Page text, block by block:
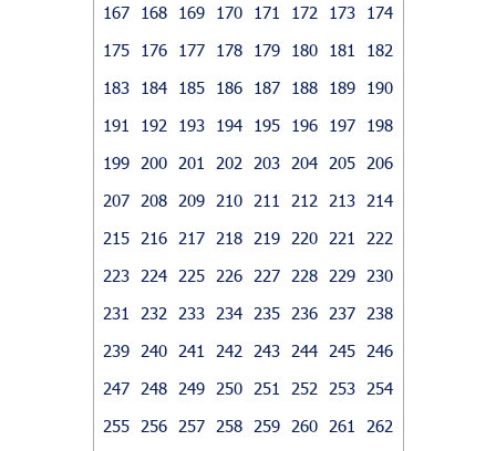
167
168 169 170 171 172 173
174
175
176 177 178 179 180 181
182
183
184 185 186 187 188 189
190
191
192 193 194 195 196 197
198
199
200 201 202 203 204 205
206
207
208 209 210 211 212 213
214
215
216 217 218 219 220 221
222
223
224 225 226 227 228 229
230
231
232 233 234 235 236 237
238
239
240 241 242 243 244 245
246
247
248 249 250 251 252 253
254
255
256 257 258 259 260 261
262